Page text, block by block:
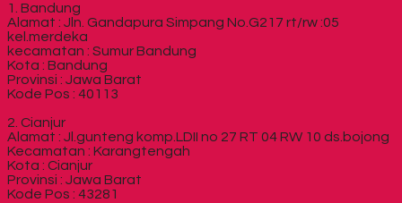
1. Bandung
Alamat : Jln. Gandapura Simpang No.G217 rt/rw :05
kel.merdeka
kecamatan : Sumur Bandung
Kota : Bandung
Provinsi : Jawa Barat
Kode Pos : 40113
2. Cianjur
Alamat : Jl.gunteng komp.LDII no 27 RT 04 RW 10 ds.bojong
Kecamatan : Karangtengah
Kota : Cianjur
Provinsi : Jawa Barat
Kode Pos : 43281